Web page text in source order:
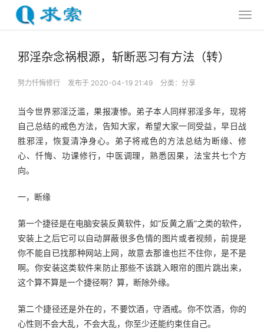
邪淫杂念祸根源，斩断恶习有方法（转）
努力忏悔修行 发布于 2020-04-19 21:49 分类： 分享
当今世界邪淫泛滥，果报凄惨。弟子本人同样邪淫多年，现将
自己总结的戒色方法，告知大家，希望大家一同受益，早日战
胜邪淫，恢复清净身心。弟子将戒色的方法总结为断缘、修
心、忏悔、功课修行，中医调理，熟悉因果，法宝共七个方
向。
一，断缘
第一个捷径是在电脑安装反黄软件，如“反黄之盾”之类的软件，
安装上之后它可以自动屏蔽很多色情的图片或者视频，前提是
你不能自已找那种网站上网，故意去那谁也拦不住你，是不是
啊。你安装这类软件来防止那些不该跳入眼帘的图片跳出来，
这个算不算是一个捷径啊？算，断除外缘。
第二个捷径还是外在的，不要饮酒，守酒戒。你不饮酒，你的
心性则不会大乱，不会大乱，你至少还能约束住自己。